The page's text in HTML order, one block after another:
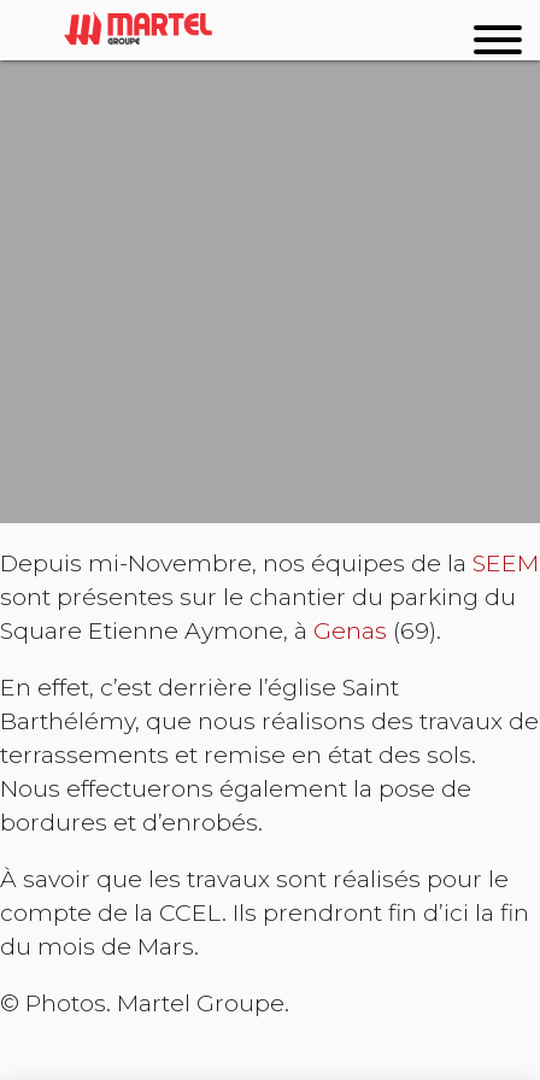
Depuis mi-Novembre, nos équipes de la SEEM
sont présentes sur le chantier du parking du
Square Etienne Aymone, à Genas (69).
En effet, c’est derrière l’église Saint
Barthélémy, que nous réalisons des travaux de
terrassements et remise en état des sols.
Nous effectuerons également la pose de
bordures et d’enrobés.
À savoir que les travaux sont réalisés pour le
compte de la CCEL. Ils prendront fin d’ici la fin
du mois de Mars.
© Photos. Martel Groupe.